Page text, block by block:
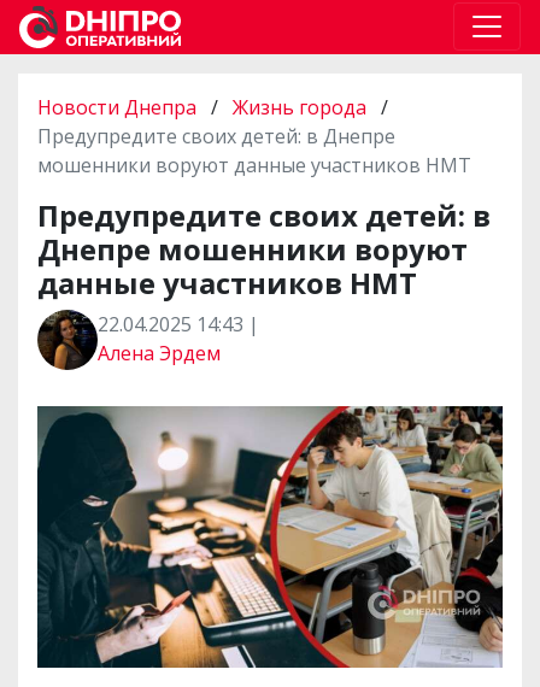
Новости Днепра / Жизнь города /
Предупредите своих детей: в Днепре
мошенники воруют данные участников НМТ
Предупредите своих детей: в
Днепре мошенники воруют
данные участников НМТ
22.04.2025 14:43 |
Алена Эрдем